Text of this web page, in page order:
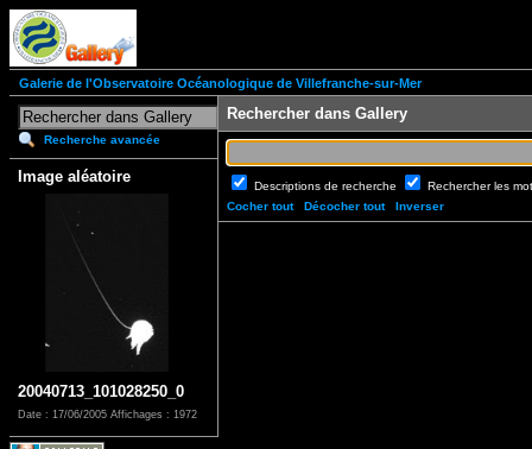
Galerie de l'Observatoire Océanologique de Villefranche-sur-Mer
Recherche avancée
Image aléatoire
20040713_101028250_0
Date : 17/06/2005 Affichages : 1972
Rechercher dans Gallery
Descriptions de recherche
Rechercher les
Cocher tout
Décocher tout Inverser